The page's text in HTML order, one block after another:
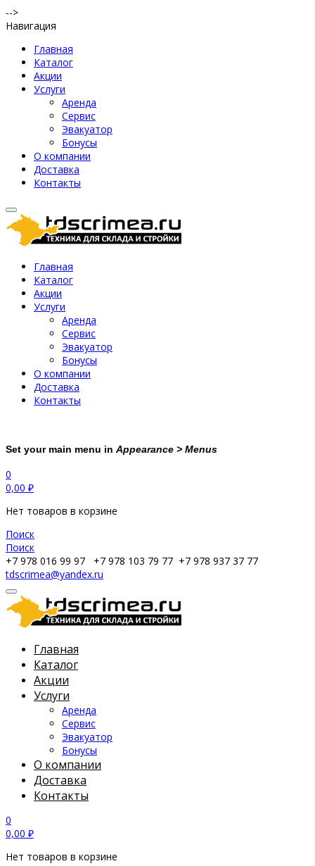
-->
Навигация
Главная
Каталог
Акции
Услуги
Аренда
Сервис
Эвакуатор
Бонусы
О компании
Доставка
Контакты
Главная
Каталог
Акции
Услуги
Аренда
Сервис
Эвакуатор
Бонусы
О компании
Доставка
Контакты
Set your main menu in Appearance > Menus
0
0,00 ₽
Нет товаров в корзине
Поиск
Поиск
+7 978 016 99 97
+7 978 103 79 77 +7 978 937 37 77
tdscrimea@yandex.ru
Главная
Каталог
Акции
Услуги
Аренда
Сервис
Эвакуатор
Бонусы
О компании
Доставка
Контакты
0
0,00 ₽
Нет товаров в корзине